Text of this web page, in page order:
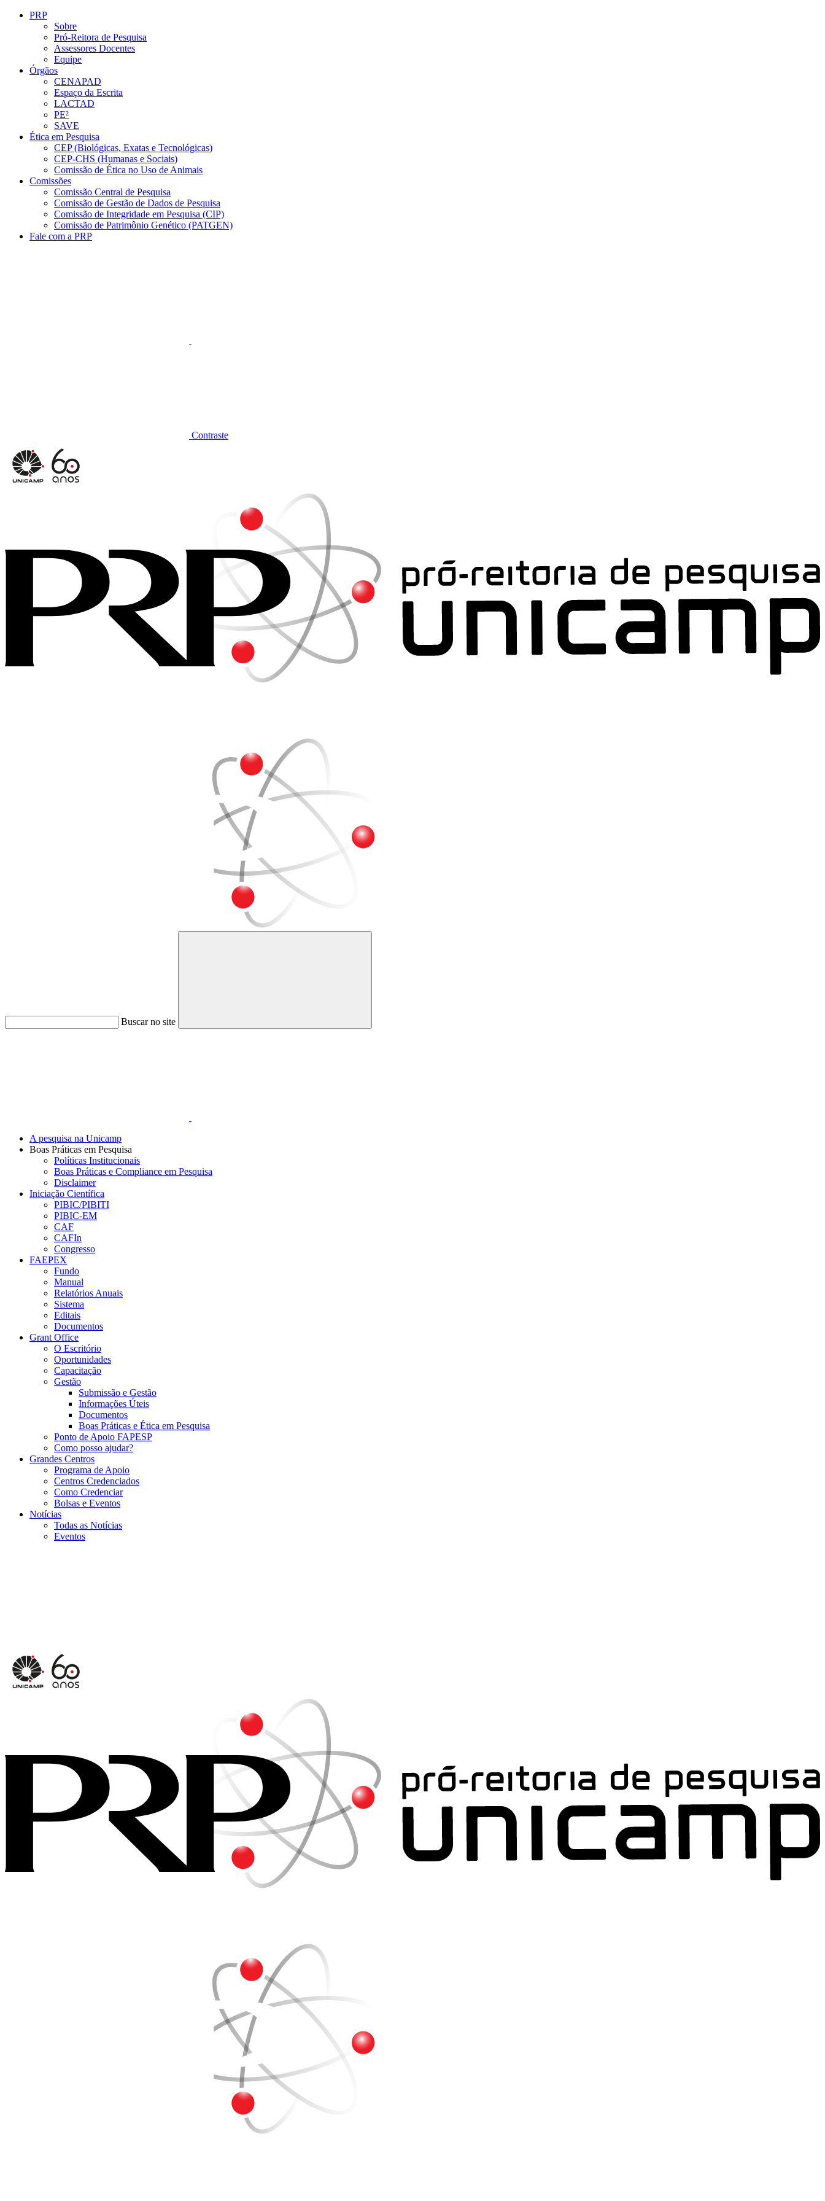
Conteúdo principal
PRP
Sobre
Pró-Reitora de Pesquisa
Assessores Docentes
Equipe
Órgãos
CENAPAD
Espaço da Escrita
LACTAD
PE²
SAVE
Ética em Pesquisa
CEP (Biológicas, Exatas e Tecnológicas)
CEP-CHS (Humanas e Sociais)
Comissão de Ética no Uso de Animais
Comissões
Comissão Central de Pesquisa
Comissão de Gestão de Dados de Pesquisa
Comissão de Integridade em Pesquisa (CIP)
Comissão de Patrimônio Genético (PATGEN)
Fale com a PRP
Contraste
Buscar no site
Buscar
A pesquisa na Unicamp
Boas Práticas em Pesquisa
Políticas Institucionais
Boas Práticas e Compliance em Pesquisa
Disclaimer
Iniciação Científica
PIBIC/PIBITI
PIBIC-EM
CAF
CAFIn
Congresso
FAEPEX
Fundo
Manual
Relatórios Anuais
Sistema
Editais
Documentos
Grant Office
O Escritório
Oportunidades
Capacitação
Gestão
Submissão e Gestão
Informações Úteis
Documentos
Boas Práticas e Ética em Pesquisa
Ponto de Apoio FAPESP
Como posso ajudar?
Grandes Centros
Programa de Apoio
Centros Credenciados
Como Credenciar
Bolsas e Eventos
Notícias
Todas as Notícias
Eventos